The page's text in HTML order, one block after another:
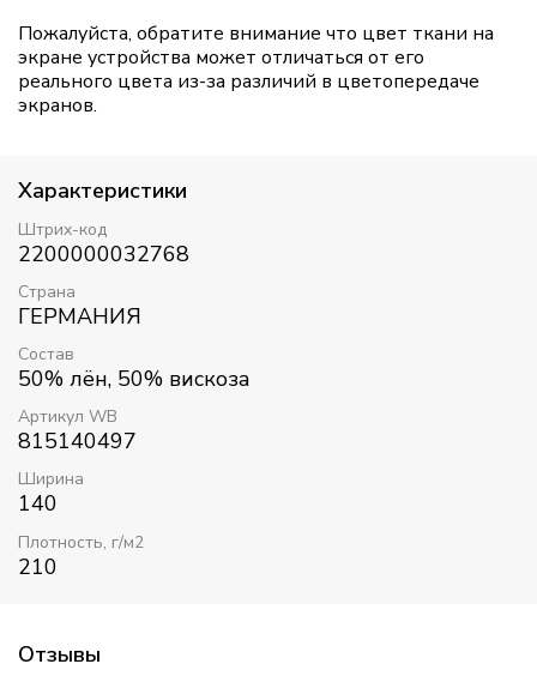
Пожалуйста, обратите внимание что цвет ткани на
экране устройства может отличаться от его
реального цвета из-за различий в цветопередаче
экранов.
Характеристики
Штрих-код
2200000032768
Страна
ГЕРМАНИЯ
Состав
50% лён, 50% вискоза
Артикул WB
815140497
Ширина
140
Плотность, г/м2
210
Отзывы